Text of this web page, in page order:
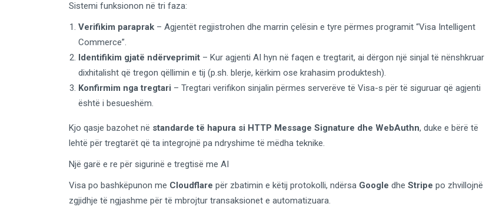
Sistemi funksionon në tri faza:
Verifikim paraprak – Agjentët regjistrohen dhe marrin çelësin e tyre përmes programit “Visa Intelligent
Commerce”.
Identifikim gjatë ndërveprimit – Kur agjenti AI hyn në faqen e tregtarit, ai dërgon një sinjal të nënshkruar
dixhitalisht që tregon qëllimin e tij (p.sh. blerje, kërkim ose krahasim produktesh).
Konfirmim nga tregtari – Tregtari verifikon sinjalin përmes serverëve të Visa-s për të siguruar që agjenti
është i besueshëm.
Kjo qasje bazohet në standarde të hapura si HTTP Message Signature dhe WebAuthn, duke e bërë të
lehtë për tregtarët që ta integrojnë pa ndryshime të mëdha teknike.
Një garë e re për sigurinë e tregtisë me AI
Visa po bashkëpunon me Cloudflare për zbatimin e këtij protokolli, ndërsa Google dhe Stripe po zhvillojnë
zgjidhje të ngjashme për të mbrojtur transaksionet e automatizuara.